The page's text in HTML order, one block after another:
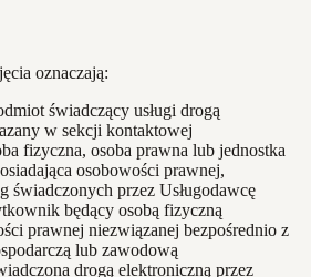
oznaczają:
świadczący usługi drogą
w sekcji kontaktowej
fizyczna, osoba prawna lub jednostka
osobowości prawnej,
świadczonych przez Usługodawcę
będący osobą fizyczną
prawnej niezwiązanej bezpośrednio z
lub zawodową
drogą elektroniczną przez